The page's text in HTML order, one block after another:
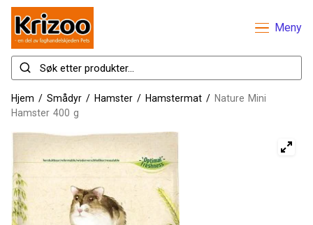
Meny
Hjem / Smådyr / Hamster / Hamstermat / Nature Mini
Hamster 400 g